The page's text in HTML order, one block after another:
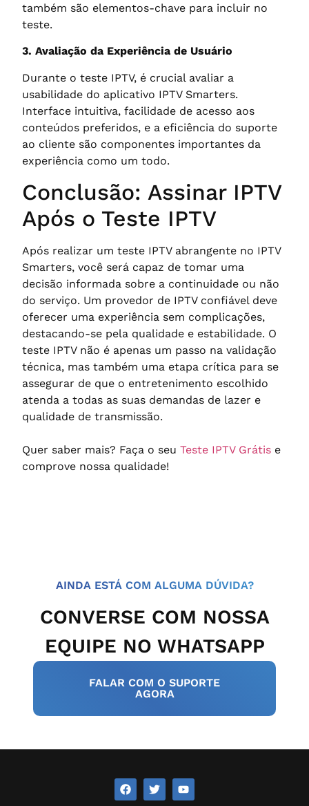
também são elementos-chave para incluir no
teste.
3. Avaliação da Experiência de Usuário
Durante o teste IPTV, é crucial avaliar a
usabilidade do aplicativo IPTV Smarters.
Interface intuitiva, facilidade de acesso aos
conteúdos preferidos, e a eficiência do suporte
ao cliente são componentes importantes da
experiência como um todo.
Conclusão: Assinar IPTV
Após o Teste IPTV
Após realizar um teste IPTV abrangente no IPTV
Smarters, você será capaz de tomar uma
decisão informada sobre a continuidade ou não
do serviço. Um provedor de IPTV confiável deve
oferecer uma experiência sem complicações,
destacando-se pela qualidade e estabilidade. O
teste IPTV não é apenas um passo na validação
técnica, mas também uma etapa crítica para se
assegurar de que o entretenimento escolhido
atenda a todas as suas demandas de lazer e
qualidade de transmissão.
Quer saber mais? Faça o seu Teste IPTV Grátis e
comprove nossa qualidade!
AINDA ESTÁ COM ALGUMA DÚVIDA?
CONVERSE COM NOSSA
EQUIPE NO WHATSAPP
FALAR COM O SUPORTE
AGORA